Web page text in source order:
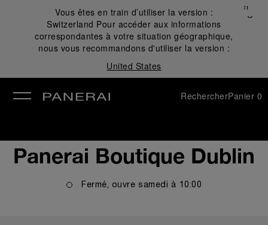
Vous êtes en train d’utiliser la version :
Switzerland Pour accéder aux informations
correspondantes à votre situation géographique,
nous vous recommandons d'utiliser la version :
United States
Fermer
✕
RechercherPanier 0
Panerai Boutique Dublin
Fermé, ouvre samedi à 10:00